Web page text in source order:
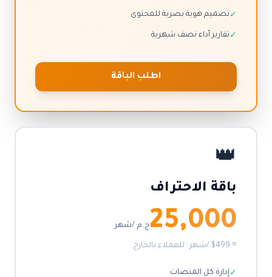
✓ تصميم هوية بصرية للمحتوى
✓ تقارير أداء نصف شهرية
اطلب الباقة
👑
باقة الاحتراف
25,000ج.م /شهر
≈ $499 /شهر · للعملاء بالخارج
✓إدارة كل المنصات